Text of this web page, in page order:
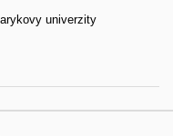
univerzity